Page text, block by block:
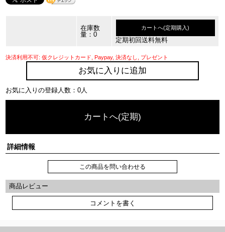
在庫数
量：0
カートへ(定期購入)
定期初回送料無料
決済利用不可: 仮クレジットカード, Paypay, 決済なし, プレゼント
お気に入りに追加
お気に入りの登録人数：0人
カートへ(定期)
詳細情報
この商品を問い合わせる
商品レビュー
コメントを書く